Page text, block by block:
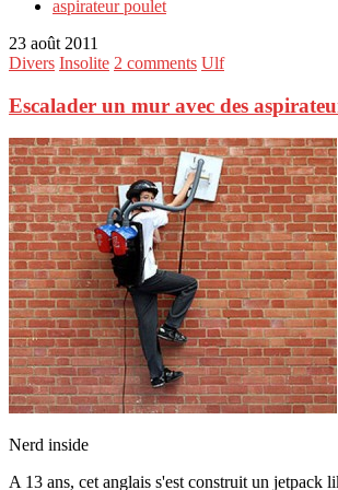
aspirateur poulet
23 août 2011
Divers Insolite 2 comments Ulf
Escalader un mur avec des
Nerd inside
A 13 ans, cet anglais s'est construit un jetpack